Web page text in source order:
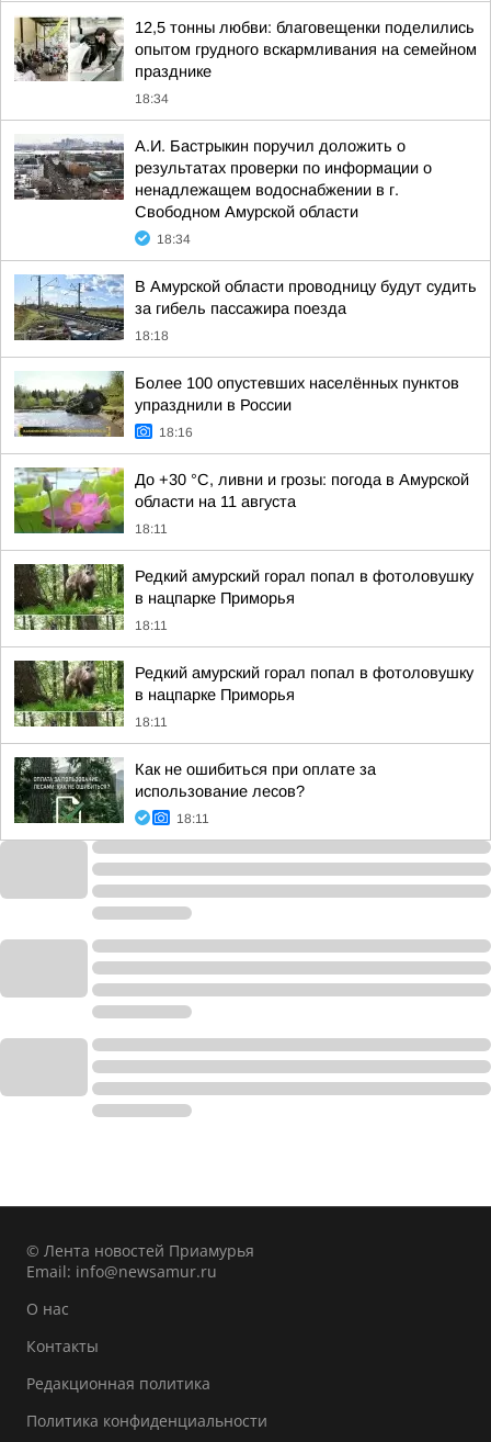
12,5 тонны любви: благовещенки поделились
опытом грудного вскармливания на семейном
празднике
18:34
А.И. Бастрыкин поручил доложить о
результатах проверки по информации о
ненадлежащем водоснабжении в г.
Свободном Амурской области
18:34
В Амурской области проводницу будут судить
за гибель пассажира поезда
18:18
Более 100 опустевших населённых пунктов
упразднили в России
18:16
До +30 °C, ливни и грозы: погода в Амурской
области на 11 августа
18:11
Редкий амурский горал попал в фотоловушку
в нацпарке Приморья
18:11
Редкий амурский горал попал в фотоловушку
в нацпарке Приморья
18:11
Как не ошибиться при оплате за
использование лесов?
18:11
© Лента новостей Приамурья
Email: info@newsamur.ru
О нас
Контакты
Редакционная политика
Политика конфиденциальности